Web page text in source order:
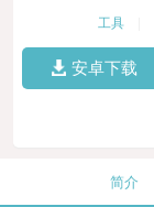
工具
安卓下载
简介